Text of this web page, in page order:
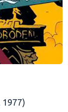
1977)